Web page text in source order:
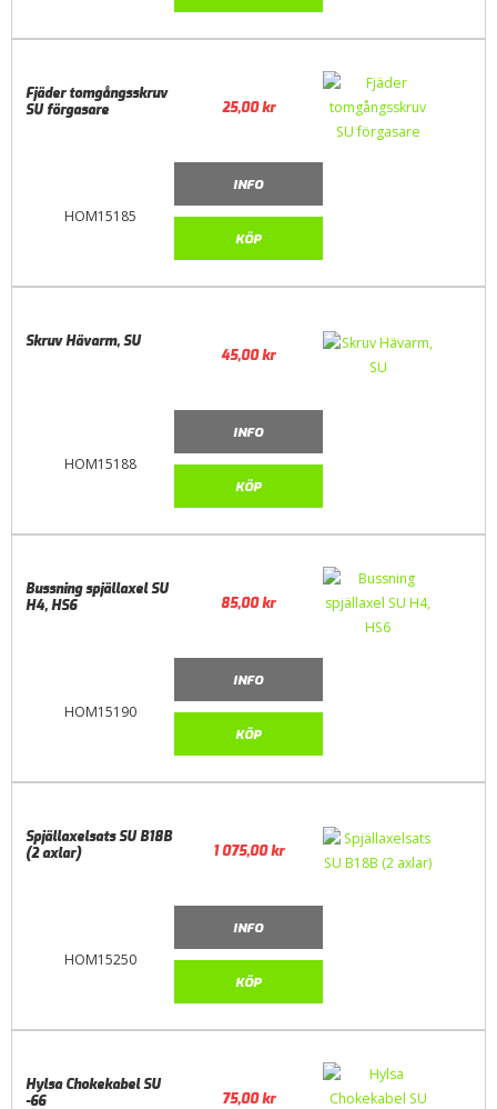
HOM15185
Fjäder tomgångsskruv
SU förgasare
25,00kr
INFO
KÖP
HOM15188
Skruv Hävarm, SU
45,00kr
INFO
KÖP
HOM15190
Bussning spjällaxel SU
H4, HS6
85,00kr
INFO
KÖP
HOM15250
Spjällaxelsats SU B18B
(2 axlar)
1 075,00kr
INFO
KÖP
Hylsa Chokekabel SU
-66
75,00kr